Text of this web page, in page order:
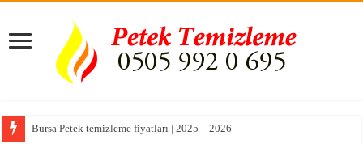
Bursa Petek temizleme fiyatları | 2025 – 2026